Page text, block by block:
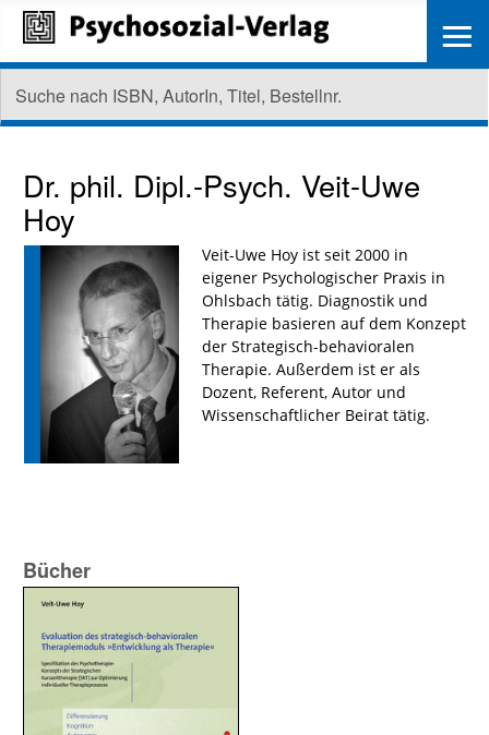
Dr. phil. Dipl.-Psych. Veit-Uwe
Hoy
Veit-Uwe Hoy ist seit 2000 in
eigener Psychologischer Praxis in
Ohlsbach tätig. Diagnostik und
Therapie basieren auf dem Konzept
der Strategisch-behavioralen
Therapie. Außerdem ist er als
Dozent, Referent, Autor und
Wissenschaftlicher Beirat tätig.
Bücher
≡